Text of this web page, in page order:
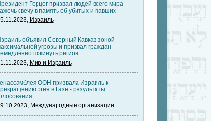
Герцог призвал людей всего мира
свечу в память об убитых и павших
Израиль
объявил Северный Кавказ зоной
угрозы и призвал граждан
покинуть регион.
Мир и Израиль
ООН призвала Израиль к
огня в Газе - результаты
Международные организации